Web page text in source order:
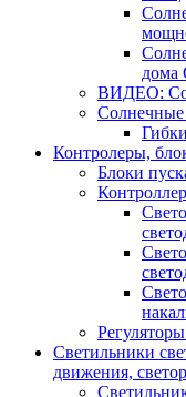
ВИДЕО:
Солнечные
Контролеры,
Блоки
Светильники
движения,